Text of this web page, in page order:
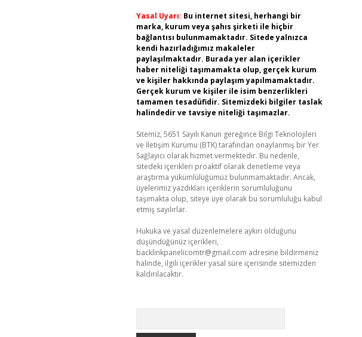
Yasal Uyarı: Bu internet sitesi, herhangi bir
marka, kurum veya şahıs şirketi ile hiçbir
bağlantısı bulunmamaktadır. Sitede yalnızca
kendi hazırladığımız makaleler
paylaşılmaktadır. Burada yer alan içerikler
haber niteliği taşımamakta olup, gerçek kurum
ve kişiler hakkında paylaşım yapılmamaktadır.
Gerçek kurum ve kişiler ile isim benzerlikleri
tamamen tesadüfidir. Sitemizdeki bilgiler taslak
halindedir ve tavsiye niteliği taşımazlar.
Sitemiz, 5651 Sayılı Kanun gereğince Bilgi Teknolojileri
ve İletişim Kurumu (BTK) tarafından onaylanmış bir Yer
Sağlayıcı olarak hizmet vermektedir. Bu nedenle,
sitedeki içerikleri proaktif olarak denetleme veya
araştırma yükümlülüğümüz bulunmamaktadır. Ancak,
üyelerimiz yazdıkları içeriklerin sorumluluğunu
taşımakta olup, siteye üye olarak bu sorumluluğu kabul
etmiş sayılırlar.
Hukuka ve yasal düzenlemelere aykırı olduğunu
düşündüğünüz içerikleri,
backlinkpanelicomtr@gmail.com adresine bildirmeniz
halinde, ilgili içerikler yasal süre içerisinde sitemizden
kaldırılacaktır.